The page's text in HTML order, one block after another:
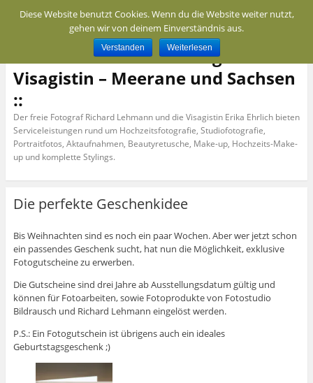
Menü
:: Seek-Us.de Freier Fotograf und
Visagistin – Meerane und Sachsen
::
Der freie Fotograf Richard Lehmann und die Visagistin Erika Ehrlich bieten
Serviceleistungen rund um Hochzeitsfotografie, Studiofotografie,
Portraitfotos, Aktaufnahmen, Beautyretusche, Make-up, Hochzeits-Make-
up und komplette Stylings.
Die perfekte Geschenkidee
Bis Weihnachten sind es noch ein paar Wochen. Aber wer jetzt schon
ein passendes Geschenk sucht, hat nun die Möglichkeit, exklusive
Fotogutscheine zu erwerben.
Die Gutscheine sind drei Jahre ab Ausstellungsdatum gültig und
können für Fotoarbeiten, sowie Fotoprodukte von Fotostudio
Bildrausch und Richard Lehmann eingelöst werden.
P.S.: Ein Fotogutschein ist übrigens auch ein ideales
Geburtstagsgeschenk ;)
Diese Website benutzt Cookies. Wenn du die Website weiter nutzt,
gehen wir von deinem Einverständnis aus.
Verstanden Weiterlesen